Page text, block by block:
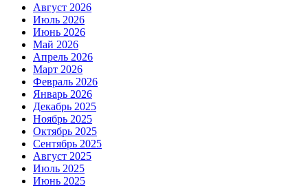
Август 2026
Июль 2026
Июнь 2026
Май 2026
Апрель 2026
Март 2026
Февраль 2026
Январь 2026
Декабрь 2025
Ноябрь 2025
Октябрь 2025
Сентябрь 2025
Август 2025
Июль 2025
Июнь 2025